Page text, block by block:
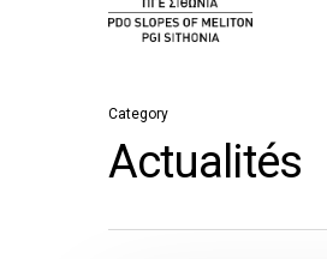
Category
Actualités